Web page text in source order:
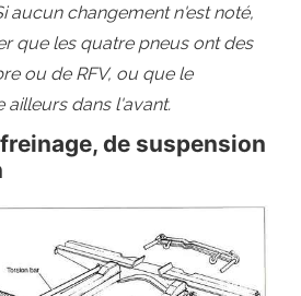
aucun changement n'est noté,
que les quatre pneus ont des
ou de RFV, ou que le
dans l'avant.
de suspension